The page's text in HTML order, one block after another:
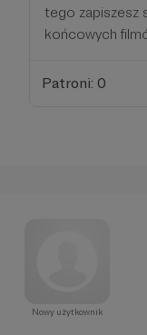
tego zapiszesz
końcowych
Patroni: 0
Nowy użytkownik